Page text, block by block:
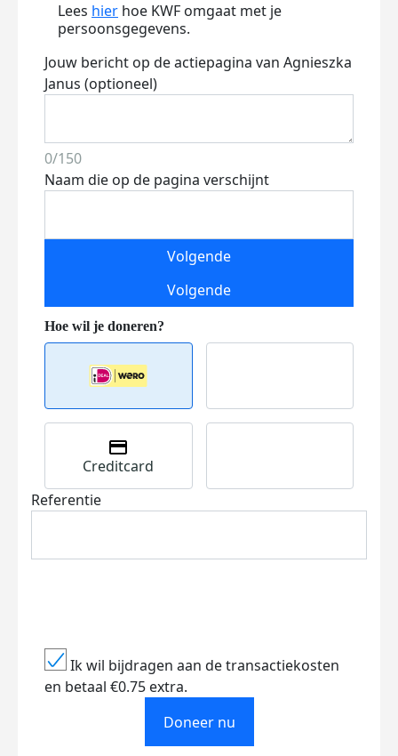
Lees hier hoe KWF omgaat met je
persoonsgegevens.
Jouw bericht op de actiepagina van Agnieszka
Janus (optioneel)
0/150
Naam die op de pagina verschijnt
Volgende
Volgende
Creditcard
Referentie
Ik wil bijdragen aan de transactiekosten
en betaal €0.75 extra.
Doneer nu